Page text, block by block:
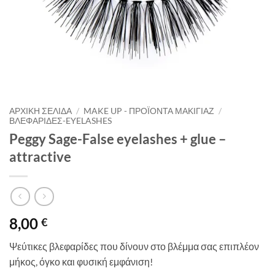
ΑΡΧΙΚΉ ΣΕΛΊΔΑ / MAKE UP - ΠΡΟΪΌΝΤΑ ΜΑΚΙΓΙΆΖ /
ΒΛΕΦΑΡΊΔΕΣ-EYELASHES
Peggy Sage-False eyelashes + glue –
attractive
8,00 €
Ψεύτικες βλεφαρίδες που δίνουν στο βλέμμα σας επιπλέον
μήκος, όγκο και φυσική εμφάνιση!